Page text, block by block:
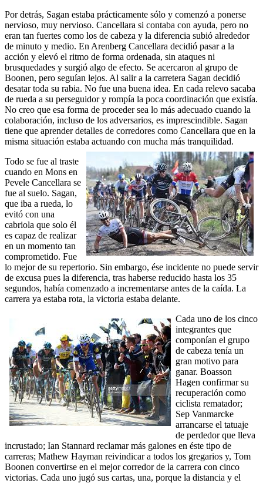
Por detrás, Sagan estaba prácticamente sólo y comenzó a ponerse
nervioso, muy nervioso. Cancellara si contaba con ayuda, pero no
eran tan fuertes como los de cabeza y la diferencia subió alrededor
de minuto y medio. En Arenberg Cancellara decidió pasar a la
acción y elevó el ritmo de forma ordenada, sin ataques ni
brusquedades y surgió algo de efecto. Se acercaron al grupo de
Boonen, pero seguían lejos. Al salir a la carretera Sagan decidió
desatar toda su rabia. No fue una buena idea. En cada relevo sacaba
de rueda a su perseguidor y rompía la poca coordinación que existía.
No creo que esa forma de proceder sea lo más adecuado cuando la
colaboración, incluso de los adversarios, es imprescindible. Sagan
tiene que aprender detalles de corredores como Cancellara que en la
misma situación estaba actuando con mucha más tranquilidad.
Todo se fue al traste
cuando en Mons en
Pevele Cancellara se
fue al suelo. Sagan,
que iba a rueda, lo
evitó con una
cabriola que solo él
es capaz de realizar
en un momento tan
comprometido. Fue
lo mejor de su repertorio. Sin embargo, ése incidente no puede servir
de excusa pues la diferencia, tras haberse reducido hasta los 35
segundos, había comenzado a incrementarse antes de la caída. La
carrera ya estaba rota, la victoria estaba delante.
Cada uno de los cinco
integrantes que
componían el grupo
de cabeza tenía un
gran motivo para
ganar. Boasson
Hagen confirmar su
recuperación como
ciclista rematador;
Sep Vanmarcke
arrancarse el tatuaje
de perdedor que lleva
incrustado; Ian Stannard reclamar más galones en éste tipo de
carreras; Mathew Hayman reivindicar a todos los gregarios y, Tom
Boonen convertirse en el mejor corredor de la carrera con cinco
victorias. Cada uno jugó sus cartas, una, porque la distancia y el